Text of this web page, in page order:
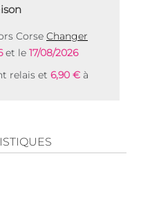
Corse Changer
et le 17/08/2026
relais et 6,90 € à